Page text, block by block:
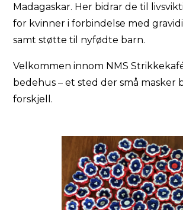
Madagaskar. Her bidrar de til
for kvinner i forbindelse med
samt støtte til nyfødte barn.
Velkommen innom NMS
bedehus – et sted der små masker
forskjell.